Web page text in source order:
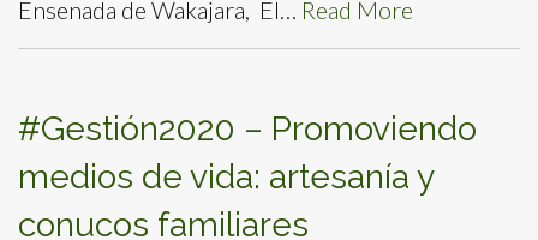
Ensenada de Wakajara, El… Read More
#Gestión2020 – Promoviendo
medios de vida: artesanía y
conucos familiares